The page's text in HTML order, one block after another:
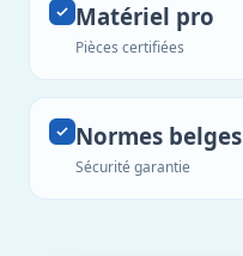
Matériel pro
Pièces certifiées
Normes belges
Sécurité garantie